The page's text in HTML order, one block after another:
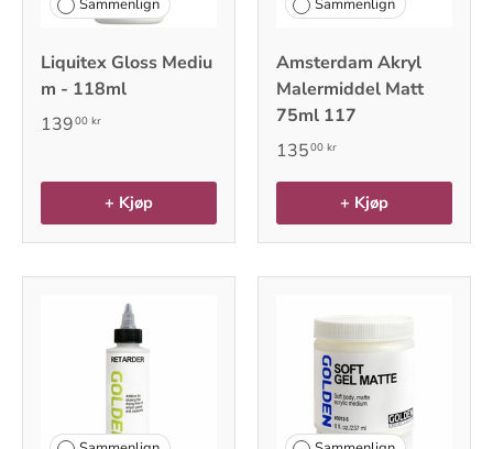
Sammenlign
Liquitex Gloss Mediu
m - 118ml
13900 kr
+ Kjøp
Sammenlign
Amsterdam Akryl
Malermiddel Matt
75ml 117
13500 kr
+ Kjøp